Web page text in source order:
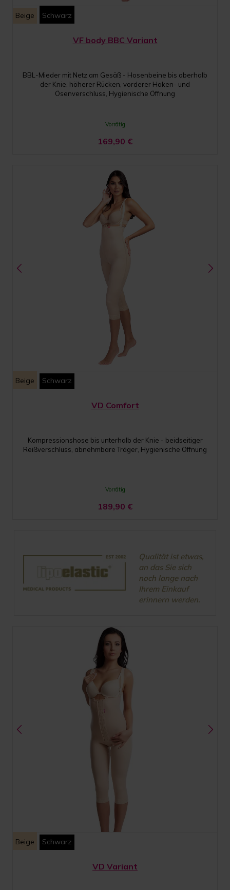
Beige Schwarz
VF body BBC Variant
BBL-Mieder mit Netz am Gesäß - Hosenbeine bis oberhalb
der Knie, höherer Rücken, vorderer Haken- und
Ösenverschluss, Hygienische Öffnung
Vorrätig
169,90 €
Beige Schwarz
VD Comfort
Kompressionshose bis unterhalb der Knie - beidseitiger
Reißverschluss, abnehmbare Träger, Hygienische Öffnung
Vorrätig
189,90 €
Qualität ist etwas,
an das Sie sich
noch lange nach
Ihrem Einkauf
erinnern werden.
Beige Schwarz
VD Variant